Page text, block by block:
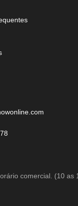
comercial. (10 as